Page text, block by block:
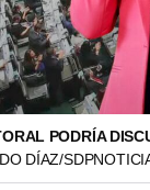
PODRÍA
DÍAZ/